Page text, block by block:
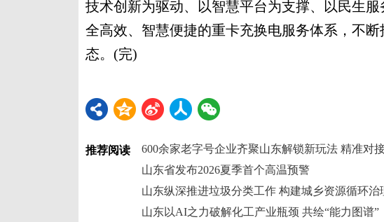
技术创新为驱动、以智慧平台为支撑、以民生
全高效、智慧便捷的重卡充换电服务体系，不断
态。(完)
推荐阅读
山东省发布2026夏季首个高温预警
山东以AI之力破解化工产业瓶颈 共绘“能力图谱”